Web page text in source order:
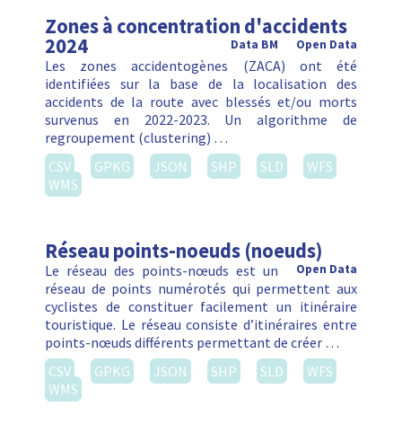
Zones à concentration d'accidents
2024 Open Data
Data BM
Les zones accidentogènes (ZACA) ont été
identifiées sur la base de la localisation des
accidents de la route avec blessés et/ou morts
survenus en 2022-2023. Un algorithme de
regroupement (clustering) …
CSV
GPKG JSON SHP SLD
WFS
WMS
Réseau points-noeuds (noeuds)
Open Data
Le réseau des points-nœuds est un
réseau de points numérotés qui permettent aux
cyclistes de constituer facilement un itinéraire
touristique. Le réseau consiste d’itinéraires entre
points-nœuds différents permettant de créer …
CSV
GPKG JSON SHP SLD
WFS
WMS